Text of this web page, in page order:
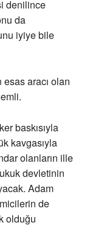
denilince
da
iyiye bile
aracı olan
baskısıyla
kavgasıyla
olanların ille
devletinin
Adam
de
olduğu